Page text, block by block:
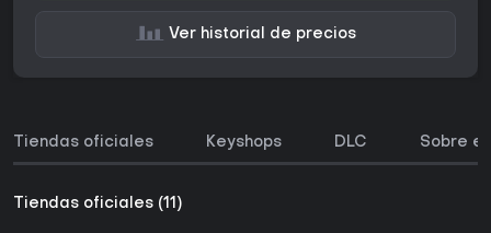
Ver historial de precios
Tiendas oficiales Keyshops DLC Sobre
Tiendas oficiales (11)